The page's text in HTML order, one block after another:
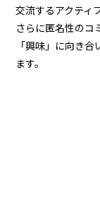
交流するアクティ
さらに匿名性のコ
「興味」に向き
ます。